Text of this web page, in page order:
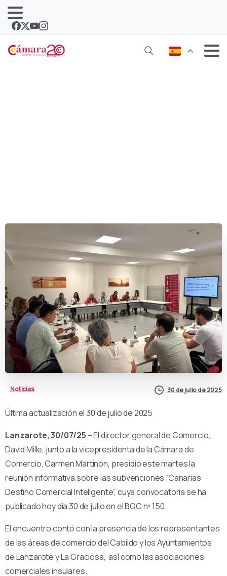
Noticias 30 de julio de 2025
Última actualización el 30 de julio de 2025
Lanzarote, 30/07/25 – El director general de Comercio,
David Mille, junto a la vicepresidenta de la Cámara de
Comercio, Carmen Martinón, presidió este martes la
reunión informativa sobre las subvenciones “Canarias
Destino Comercial Inteligente”, cuya convocatoria se ha
publicado hoy día 30 de julio en el BOC nº 150.
El encuentro contó con la presencia de los representantes
de las áreas de comercio del Cabildo y los Ayuntamientos
de Lanzarote y La Graciosa, así como las asociaciones
comerciales insulares.